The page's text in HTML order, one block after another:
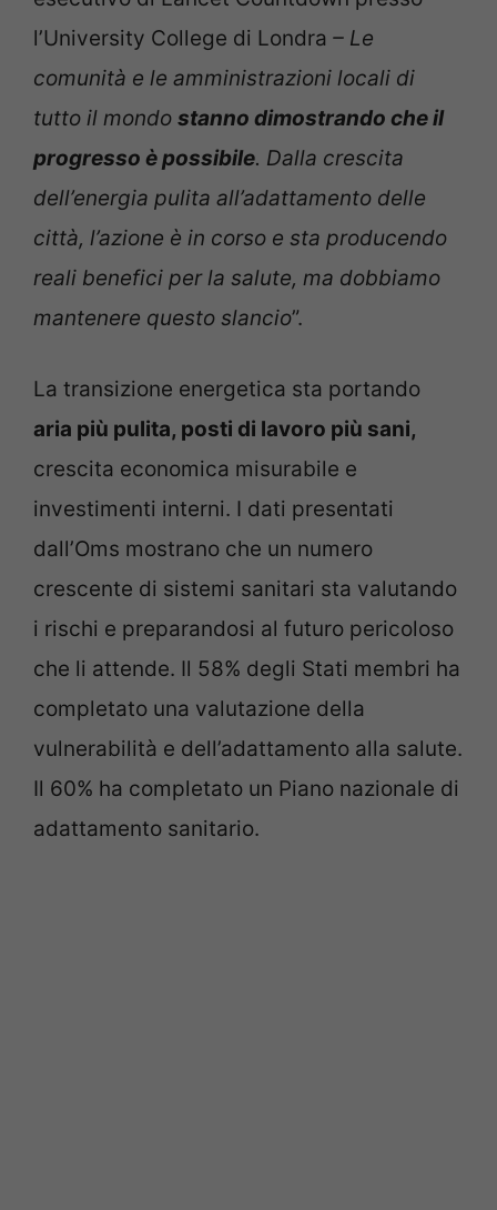
l’University College di Londra – Le
comunità e le amministrazioni locali di
tutto il mondo stanno dimostrando che il
progresso è possibile. Dalla crescita
dell’energia pulita all’adattamento delle
città, l’azione è in corso e sta producendo
reali benefici per la salute, ma dobbiamo
mantenere questo slancio”.
La transizione energetica sta portando
aria più pulita, posti di lavoro più sani,
crescita economica misurabile e
investimenti interni. I dati presentati
dall’Oms mostrano che un numero
crescente di sistemi sanitari sta valutando
i rischi e preparandosi al futuro pericoloso
che li attende. Il 58% degli Stati membri ha
completato una valutazione della
vulnerabilità e dell’adattamento alla salute.
Il 60% ha completato un Piano nazionale di
adattamento sanitario.